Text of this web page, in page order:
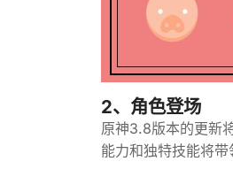
2、角色登场
原神3.8版本的更新
能力和独特技能将带